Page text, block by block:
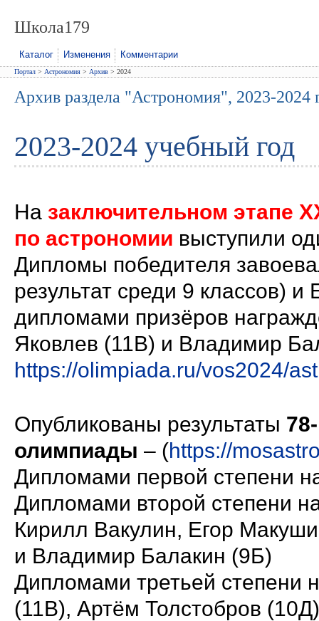
Школа179
Каталог Изменения Комментарии
Портал > Астрономия > Архив > 2024
Архив раздела "Астрономия", 2023-2024
2023-2024 учебный год
На заключительном этапе
по астрономии выступили
Дипломы победителя
результат среди 9 классов)
дипломами призёров
Яковлев (11В) и Владимир
https://olimpiada.ru/vos2024/
Опубликованы результаты
олимпиады – (https://
Дипломами первой степени
Дипломами второй степени
Кирилл Вакулин, Егор
и Владимир Балакин (9Б)
Дипломами третьей степени
(11В), Артём Толстобров